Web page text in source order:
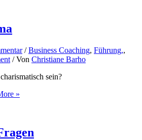
/Business Coaching, Führung,,
/ Von Christiane Barho
sein?
»